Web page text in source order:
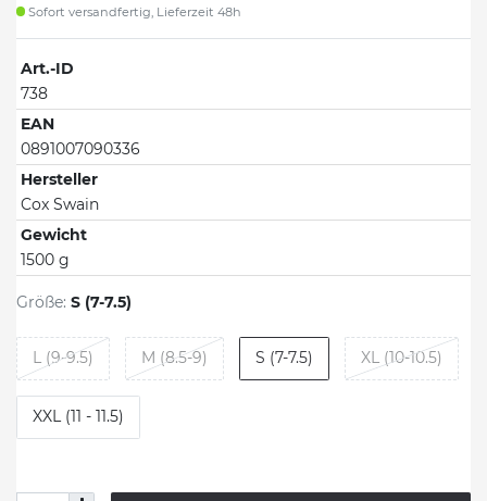
Sofort versandfertig, Lieferzeit 48h
Art.-ID
738
EAN
0891007090336
Hersteller
Cox Swain
Gewicht
1500 g
Größe: S (7-7.5)
L (9-9.5) M (8.5-9) S (7-7.5) XL (10-10.5)
XXL (11 - 11.5)